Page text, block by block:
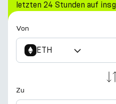
letzten 24 Stunden auf
Von
ETH
Zu